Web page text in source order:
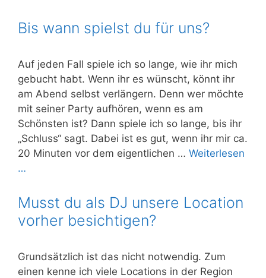
Bis wann spielst du für uns?
Auf jeden Fall spiele ich so lange, wie ihr mich
gebucht habt. Wenn ihr es wünscht, könnt ihr
am Abend selbst verlängern. Denn wer möchte
mit seiner Party aufhören, wenn es am
Schönsten ist? Dann spiele ich so lange, bis ihr
„Schluss“ sagt. Dabei ist es gut, wenn ihr mir ca.
20 Minuten vor dem eigentlichen … Weiterlesen
…
Musst du als DJ unsere Location
vorher besichtigen?
Grundsätzlich ist das nicht notwendig. Zum
einen kenne ich viele Locations in der Region